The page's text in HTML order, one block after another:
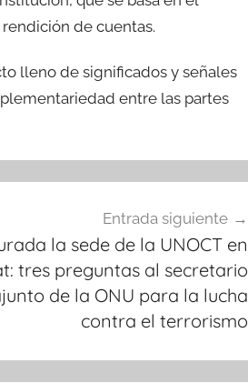
de cuentas.
lleno de significados y señales
entre las partes
Entrada siguiente
la sede de la UNOCT en
tres preguntas al secretario
de la ONU para la lucha
contra el terrorismo